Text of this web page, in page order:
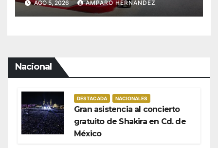
AGO 5, 2026 AMPARO HERNANDEZ
Nacional
DESTACADA NACIONALES
Gran asistencia al concierto
gratuito de Shakira en Cd. de
México